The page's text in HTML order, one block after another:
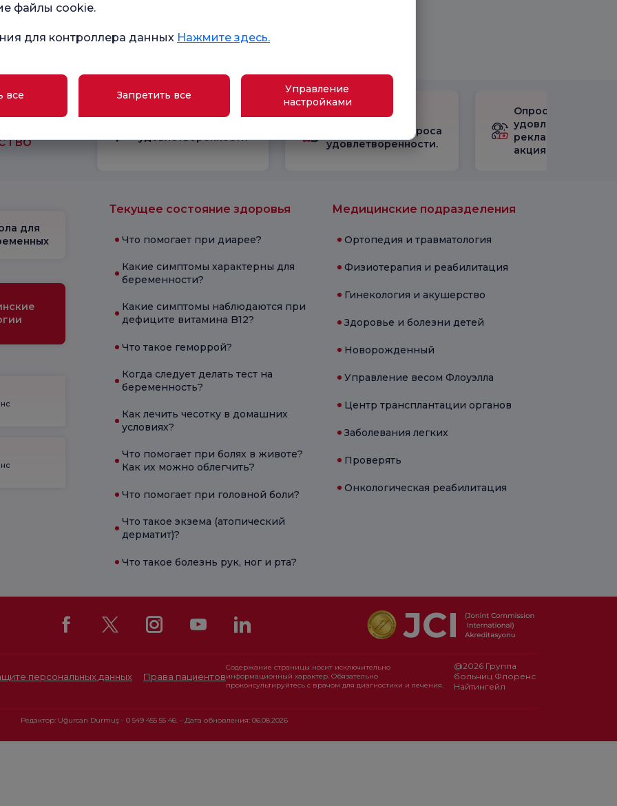
для
Текущее состояние здоровья
Что помогает при диарее?
Какие симптомы характерны для
беременности?
Какие симптомы наблюдаются при
дефиците витамина B12?
Что такое геморрой?
Когда следует делать тест на
беременность?
Как лечить чесотку в домашних
условиях?
Что помогает при болях в животе?
Как их можно облегчить?
Что помогает при головной боли?
Что такое экзема (атопический
дерматит)?
Что такое болезнь рук, ног и рта?
Медицинские подразделения
Ортопедия и травматология
Физиотерапия и реабилитация
Гинекология и акушерство
Здоровье и болезни детей
Новорожденный
Управление весом Флоуэлла
Центр трансплантации органов
Заболевания легких
Проверять
Онкологическая реабилитация
наших
удовлетворенности
Ознакомьтесь с
результатами опроса
удовлетворенности.
Опрос
рекламными
акциями
персональных данных Права пациентов
Содержание страницы носит исключительно
информационный характер. Обязательно
проконсультируйтесь с врачом для диагностики и лечения.
@2026 Группа
больниц Флоренс
Найтингейл
Редактор: Uğurcan Durmuş - 0 549 455 55 46. - Дата обновления: 06.08.2026
файлы cookie.
для контроллера данных Нажмите здесь.
все Запретить все
Управление
настройками